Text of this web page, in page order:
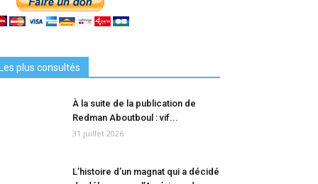
Les plus consultés
À la suite de la publication de
Redman Aboutboul : vif...
31 juillet 2026
L’histoire d’un magnat qui a décidé